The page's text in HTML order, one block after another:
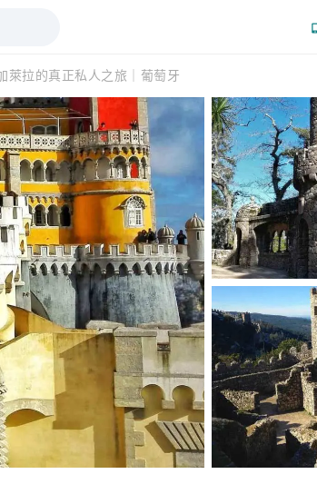
萊拉的真正私人之旅｜葡萄牙